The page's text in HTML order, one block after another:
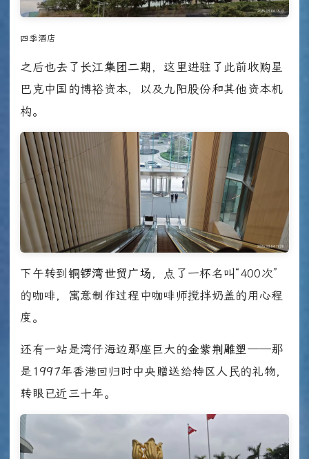
四季酒店
之后也去了 长江集团二期 ，这里进驻了此前收购星
巴克中国的博裕资本，以及九阳股份和其他资本机
构。
下午转到 铜锣湾世贸广场 ，点了一杯名叫“400次”
的咖啡，寓意制作过程中咖啡师搅拌奶盖的用心程
度。
还有一站是湾仔海边那座巨大的金紫荆雕塑——那
是1997年香港回归时中央赠送给特区人民的礼物，
转眼已近三十年。